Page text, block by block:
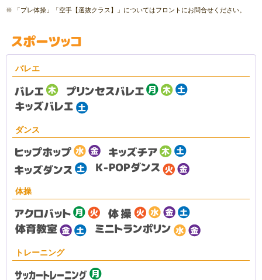
※ 「プレ体操」「空手【選抜クラス】」についてはフロントにお問合せください。
バレエ
ダンス
体操
トレーニング